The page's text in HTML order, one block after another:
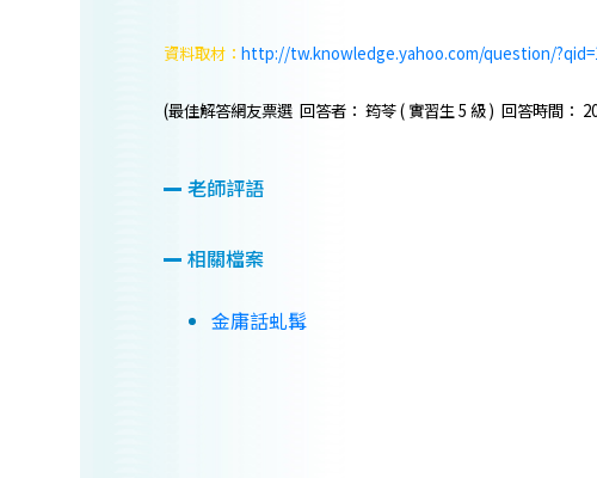
資料取材：http://tw.knowledge.yahoo.com/question/
(最佳解答網友票選 回答者： 筠苓 ( 實習生 5 級 ) 回答時間：
老師評語
相關檔案
金庸話虬髯